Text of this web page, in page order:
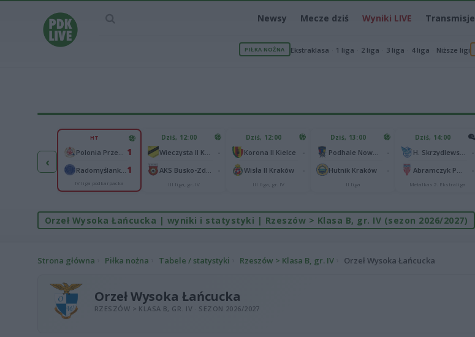
Newsy Mecze dziś Wyniki LIVE Transmisje
PIŁKA NOŻNA Ekstraklasa 1 liga 2 liga 3 liga 4 liga Niższe ligi
‹
Polonia Warszawa 1
Chorzów 1
HT
1
1
IV liga podkarpacka
Dziś, 12:00
III liga, gr. IV
Dziś, 12:00
Korona II Kielce
Wisła II Kraków
III liga, gr. IV
Dziś, 13:00
Hutnik Kraków
II liga
Dziś, 14:00
Metalkas 2. Ekstraliga
Orzeł Wysoka Łańcucka | wyniki i statystyki | Rzeszów > Klasa B, gr. IV (sezon 2026/2027)
Strona główna Piłka nożna Tabele / statystyki Rzeszów > Klasa B, gr. IV Orzeł Wysoka Łańcucka
Orzeł Wysoka Łańcucka
RZESZÓW > KLASA B, GR. IV · SEZON 2026/2027